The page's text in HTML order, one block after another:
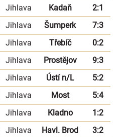
Jihlava Kadaň
2:1
Jihlava Šumperk
7:3
Jihlava Třebíč
0:2
Jihlava Prostějov
9:3
Jihlava Ústí n/L
5:2
Jihlava Most
5:4
Jihlava Kladno
1:2
Jihlava Havl. Brod
3:2